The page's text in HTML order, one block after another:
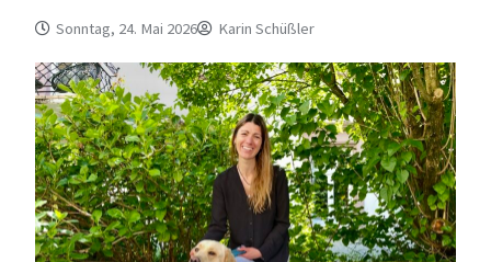
Sonntag, 24. Mai 2026 Karin Schüßler